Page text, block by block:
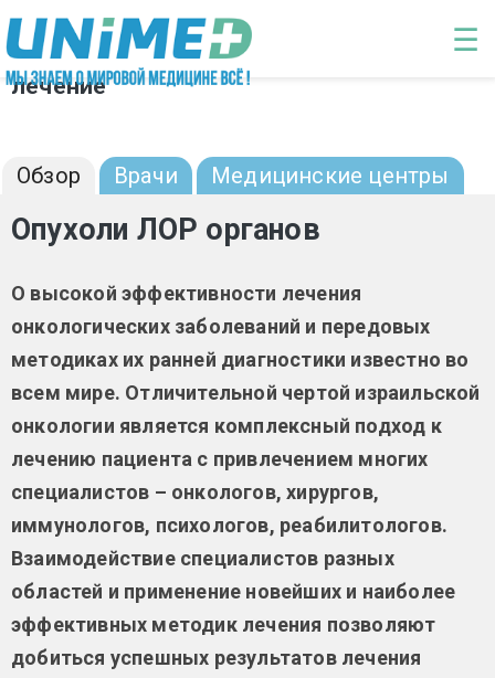
Перейти к основному содержанию
☰
Опухоли ЛОР органов: диагностика и
лечение
Обзор Врачи Медицинские центры
Опухоли ЛОР органов
О высокой эффективности лечения
онкологических заболеваний и передовых
методиках их ранней диагностики известно во
всем мире. Отличительной чертой израильской
онкологии является комплексный подход к
лечению пациента с привлечением многих
специалистов – онкологов, хирургов,
иммунологов, психологов, реабилитологов.
Взаимодействие специалистов разных
областей и применение новейших и наиболее
эффективных методик лечения позволяют
добиться успешных результатов лечения